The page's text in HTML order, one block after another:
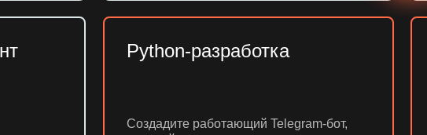
Python-разработка
Создадите работающий Telegram-бот,